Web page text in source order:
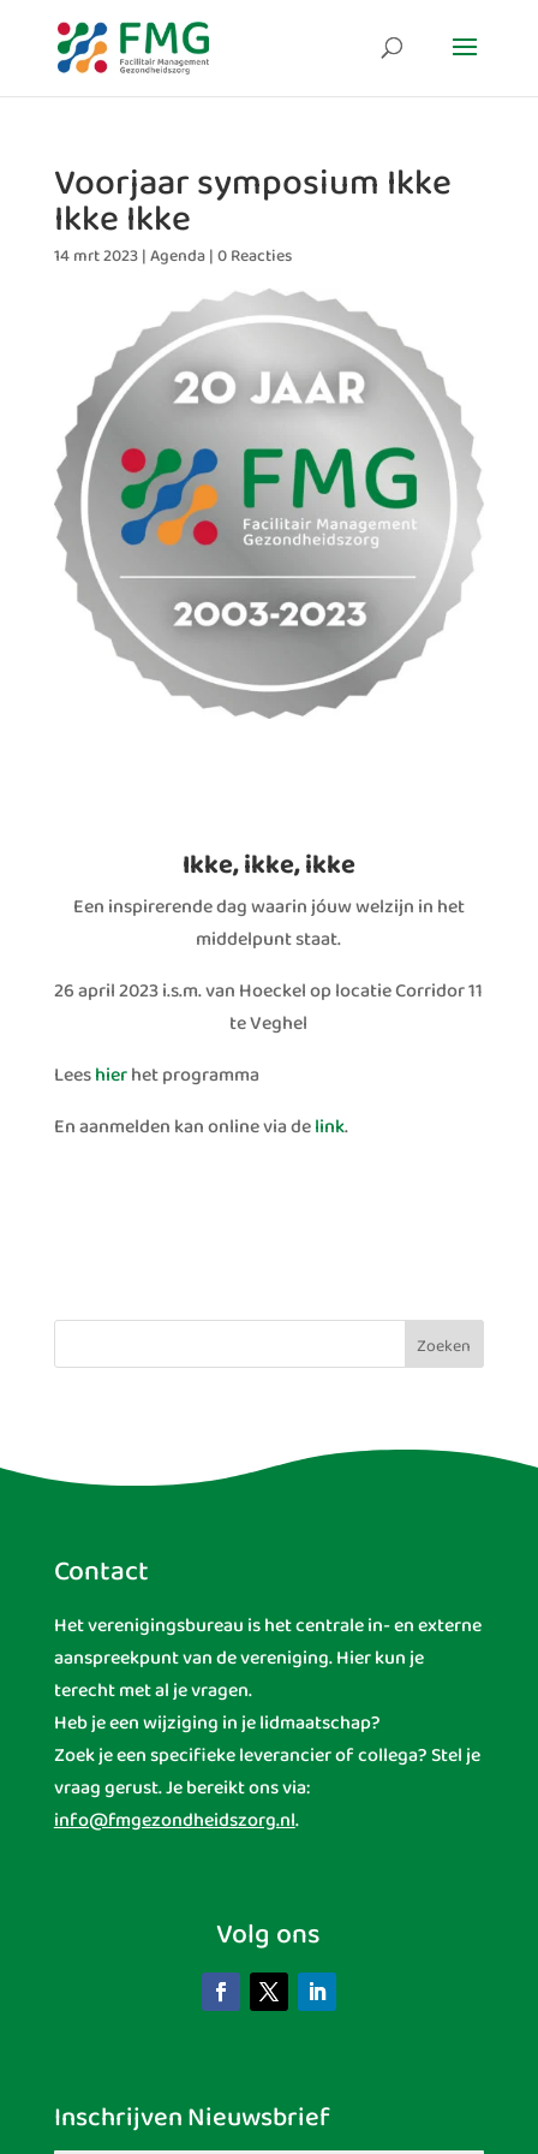
Voorjaar symposium Ikke
Ikke Ikke
14 mrt 2023|Agenda|0 Reacties
Ikke, ikke, ikke
Een inspirerende dag waarin jóuw welzijn in het
middelpunt staat.
26 april 2023 i.s.m. van Hoeckel op locatie Corridor 11
te Veghel
Leeshierhet programma
En aanmelden kan online via delink.
Zoeken
Contact
Het verenigingsbureau is het centrale in- en externe
aanspreekpunt van de vereniging. Hier kun je
terecht met al je vragen.
Heb je een wijziging in je lidmaatschap?
Zoek je een specifieke leverancier of collega? Stel je
vraag gerust. Je bereikt ons via:
info@fmgezondheidszorg.nl.
Volg ons
Inschrijven Nieuwsbrief